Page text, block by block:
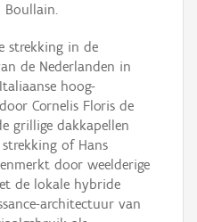
Boullain.
strekking in de
de Nederlanden in
hoog-
Cornelis Floris de
grillige dakkapellen
of Hans
door weelderige
de lokale hybride
architectuur van